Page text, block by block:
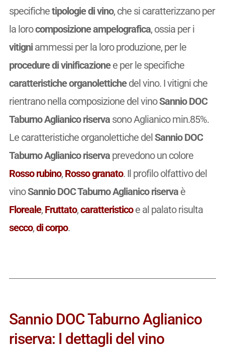
specifichetipologie di vino, che si caratterizzano per
la lorocomposizione ampelografica, ossia per i
vitigniammessi per la loro produzione, per le
procedure di vinificazionee per le specifiche
caratteristiche organolettichedel vino. I vitigni che
rientrano nella composizione del vinoSannio DOC
Taburno Aglianico riservasono Aglianico min.85%.
Le caratteristiche organolettiche delSannio DOC
Taburno Aglianico riservaprevedono un colore
Rosso rubino, Rosso granato. Il profilo olfattivo del
vinoSannio DOC Taburno Aglianico riservaè
Floreale, Fruttato,caratteristicoe al palato risulta
secco,di corpo.
Sannio DOC Taburno Aglianico
riserva: I dettagli del vino